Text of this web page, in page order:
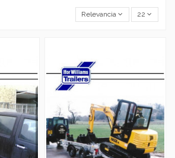
Relevancia 22